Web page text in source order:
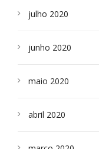
julho 2020
junho 2020
maio 2020
abril 2020